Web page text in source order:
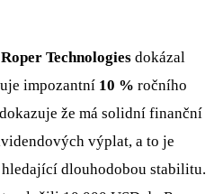
Roper Technologies dokázal
impozantní 10 % ročního
že má solidní finanční
výplat, a to je
dlouhodobou stabilitu.